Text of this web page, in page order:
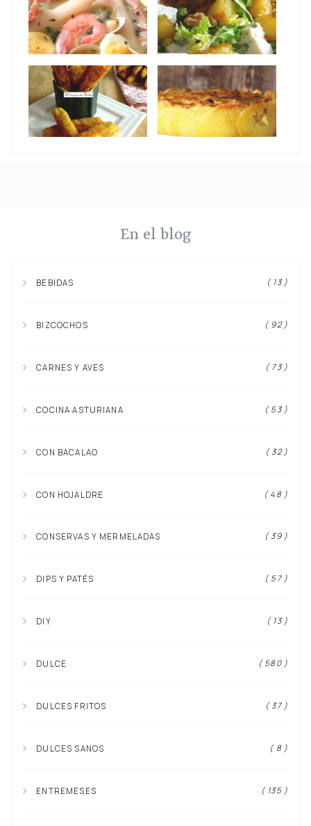
En el blog
BEBIDAS ( 13 )
BIZCOCHOS ( 92 )
CARNES Y AVES ( 73 )
COCINA ASTURIANA ( 53 )
CON BACALAO ( 32 )
CON HOJALDRE ( 48 )
CONSERVAS Y MERMELADAS ( 39 )
DIPS Y PATÉS ( 57 )
DIY ( 13 )
DULCE ( 580 )
DULCES FRITOS ( 37 )
DULCES SANOS ( 8 )
ENTREMESES ( 135 )